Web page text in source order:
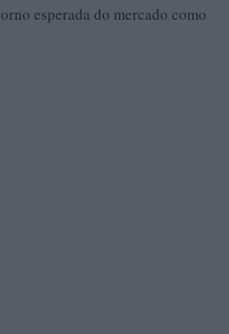
esperada do mercado como